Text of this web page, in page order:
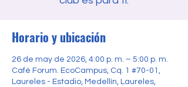
Horario y ubicación
26 de may de 2026, 4:00 p. m. – 5:00 p. m.
Café Forum. EcoCampus, Cq. 1 #70-01,
Laureles - Estadio, Medellín, Laureles,